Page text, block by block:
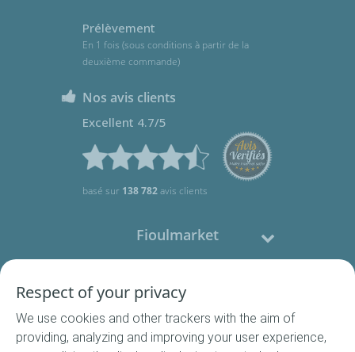
Prélèvement
En 1 fois (sous conditions à partir de la
deuxième commande)
Nos avis clients
Excellent 4.7/5
basé sur 138 782avis clients
Fioulmarket
Nous contacter
Respect of your privacy
We use cookies and other trackers with the aim of
providing, analyzing and improving your user experience,